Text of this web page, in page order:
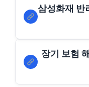
삼성화재 반
장기 보험